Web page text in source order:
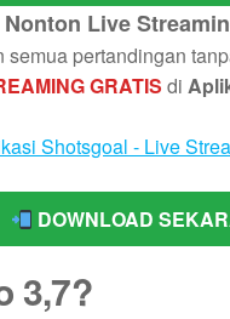
Live
semua pertandingan
GRATIS di
DOWNLOAD
3,7?